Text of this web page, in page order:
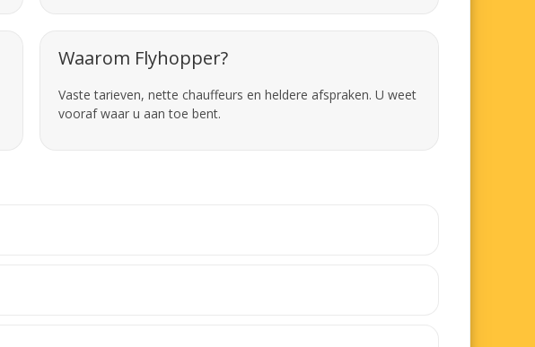
Waarom Flyhopper?
Vaste tarieven, nette chauffeurs en heldere afspraken. U weet
vooraf waar u aan toe bent.